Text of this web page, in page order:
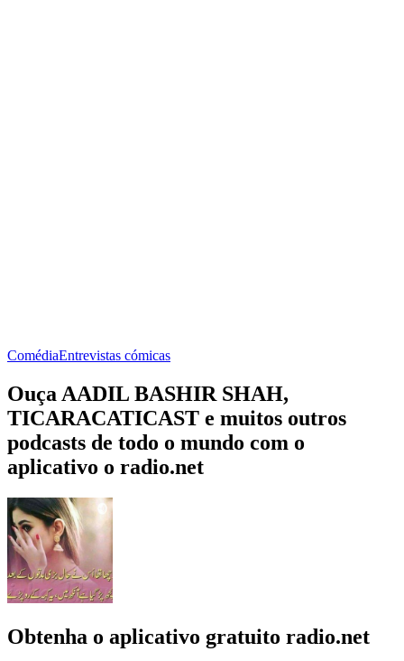
ComédiaEntrevistas cómicas
Ouça AADIL BASHIR SHAH,
TICARACATICAST e muitos outros
podcasts de todo o mundo com o
aplicativo o radio.net
Obtenha o aplicativo gratuito radio.net